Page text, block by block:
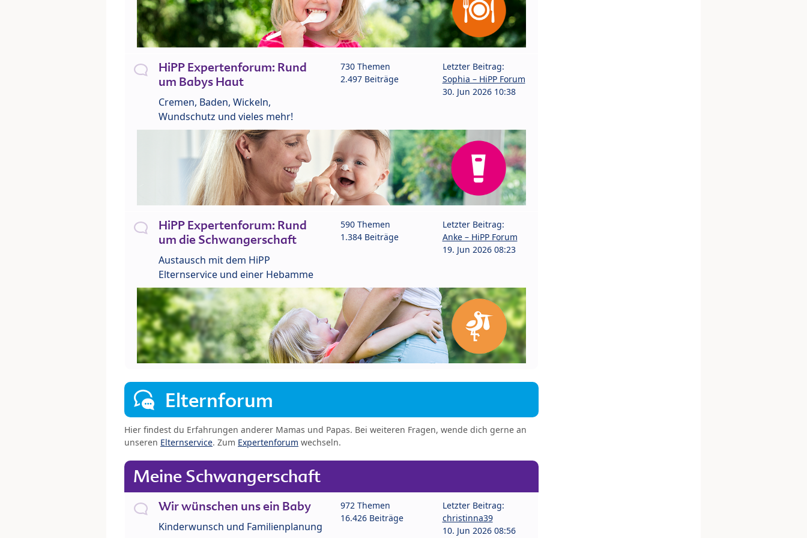
HiPP Expertenforum: Rund
um Babys Haut
Cremen, Baden, Wickeln,
Wundschutz und vieles mehr!
730 Themen
2.497 Beiträge
Letzter Beitrag:
Sophia – HiPP Forum
30. Jun 2026 10:38
HiPP Expertenforum: Rund
um die Schwangerschaft
Austausch mit dem HiPP
Elternservice und einer Hebamme
590 Themen
1.384 Beiträge
Letzter Beitrag:
Anke – HiPP Forum
19. Jun 2026 08:23
Elternforum
Hier findest du Erfahrungen anderer Mamas und Papas. Bei weiteren Fragen, wende dich gerne an
unseren Elternservice. Zum Expertenforum wechseln.
Meine Schwangerschaft
Wir wünschen uns ein Baby
Kinderwunsch und Familienplanung
972 Themen
16.426 Beiträge
Letzter Beitrag:
christinna39
10. Jun 2026 08:56